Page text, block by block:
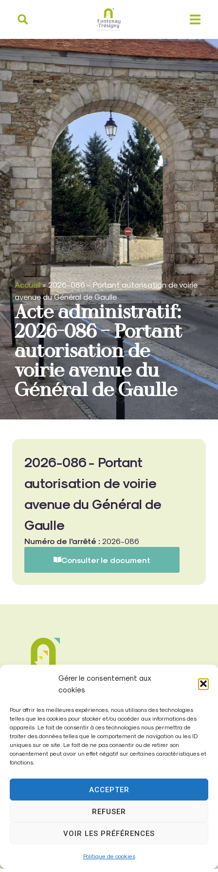
Gérer le consentement aux
cookies
Pour offrir les meilleures expériences, nous utilisons des technologies
telles que les cookies pour stocker et/ou accéder aux informations des
appareils. Le fait de consentir à ces technologies nous permettra de
traiter des données telles que le comportement de navigation ou les ID
uniques sur ce site. Le fait de ne pas consentir ou de retirer son
consentement peut avoir un effet négatif sur certaines caractéristiques et
fonctions.
ACCEPTER
REFUSER
VOIR LES PRÉFÉRENCES
Politique de cookies
principal
Accueil»2026-086 – Portant autorisation de voirie
avenue du Général de Gaulle
Acte administratif:
2026-086 – Portant
autorisation de
voirie avenue du
Général de Gaulle
2026-086 - Portant
autorisation de voirie
avenue du Général de
Gaulle
Numéro de l'arrêté : 2026-086
Consulter le document
Mairie de
Fontenay-Trésigny
77610 – Fontenay-Trésigny
01 64 25 90 67
mairie@fontenay-tresigny.fr